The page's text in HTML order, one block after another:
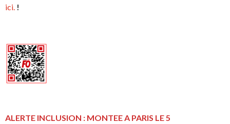
ici. !
ALERTE INCLUSION : MONTEE A PARIS LE 5